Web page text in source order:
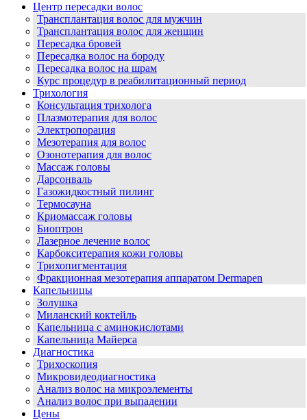
Центр пересадки волос
Трансплантация волос для мужчин
Трансплантация волос для женщин
Пересадка бровей
Пересадка волос на бороду
Пересадка волос на шрам
Курс процедур в реабилитационный период
Трихология
Консультация трихолога
Плазмотерапия для волос
Электропорация
Мезотерапия для волос
Озонотерапия для волос
Массаж головы
Дарсонваль
Газожидкостный пилинг
Термосауна
Криомассаж головы
Биоптрон
Лазерное лечение волос
Карбокситерапия кожи головы
Трихопигментация
Фракционная мезотерапия аппаратом Dermapen
Капельницы
Золушка
Миланский коктейль
Капельница с аминокислотами
Капельница Майерса
Диагностика
Трихоскопия
Микровидеодиагностика
Анализ волос на микроэлементы
Анализ волос при выпадении
Цены